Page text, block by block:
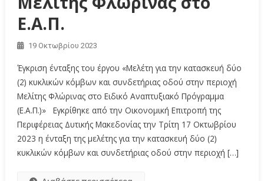
Ε.Α.Π.
19 Οκτωβρίου 2023
Έγκριση ένταξης του έργου «Μελέτη για την κατασκευή δύο
(2) κυκλικών κόμβων και συνδετήριας οδού στην περιοχή
Μελίτης Φλώρινας στο Ειδικό Αναπτυξιακό Πρόγραμμα
(Ε.Α.Π.)» Εγκρίθηκε από την Οικονομική Επιτροπή της
Περιφέρειας Δυτικής Μακεδονίας την Τρίτη 17 Οκτωβρίου
2023 η ένταξη της μελέτης για την κατασκευή δύο (2)
κυκλικών κόμβων και συνδετήριας οδού στην περιοχή […]